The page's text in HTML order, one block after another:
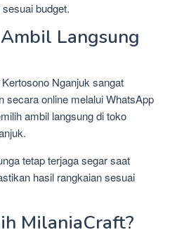
budget.
Langsung
Nganjuk sangat
secara online melalui WhatsApp
ambil langsung di toko
tetap terjaga segar saat
hasil rangkaian sesuai
MilaniaCraft?